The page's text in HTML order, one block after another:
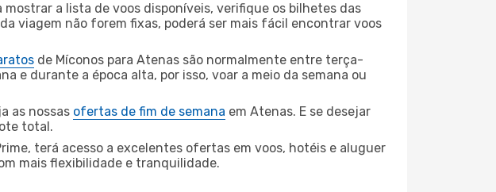
mostrar a lista de voos disponíveis, verifique os bilhetes das
viagem não forem fixas, poderá ser mais fácil encontrar voos
de Míconos para Atenas são normalmente entre terça-
e durante a época alta, por isso, voar a meio da semana ou
as nossas ofertas de fim de semana em Atenas. E se desejar
total.
terá acesso a excelentes ofertas em voos, hotéis e aluguer
mais flexibilidade e tranquilidade.